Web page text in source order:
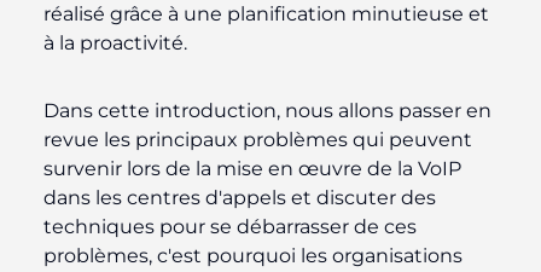
réalisé grâce à une planification minutieuse et
à la proactivité.
Dans cette introduction, nous allons passer en
revue les principaux problèmes qui peuvent
survenir lors de la mise en œuvre de la VoIP
dans les centres d'appels et discuter des
techniques pour se débarrasser de ces
problèmes, c'est pourquoi les organisations